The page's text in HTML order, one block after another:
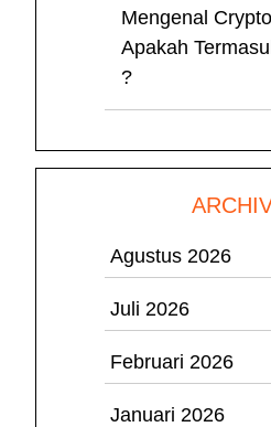
Mengenal
Apakah
?
Agustus 2026
Juli 2026
Februari 2026
Januari 2026